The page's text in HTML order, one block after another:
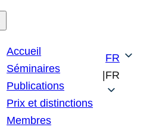
Accueil
Séminaires
Publications
Prix et distinctions
Membres
|
FR
FR